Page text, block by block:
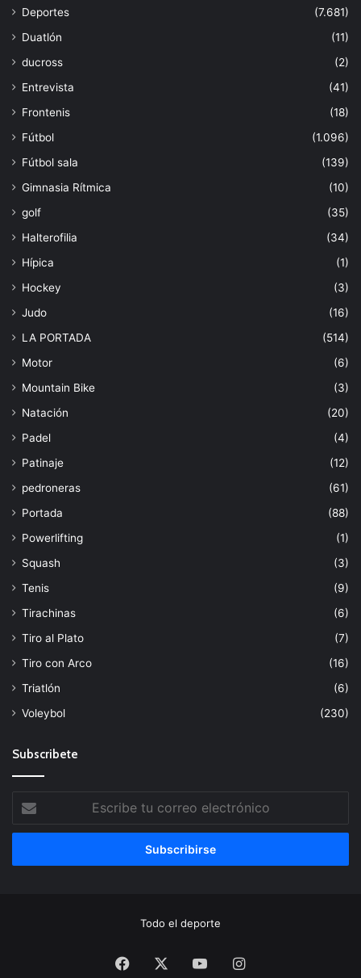
Deportes
(7.681)
Duatlón
(11)
ducross
(2)
Entrevista
(41)
Frontenis
(18)
Fútbol
(1.096)
Fútbol sala
(139)
Gimnasia Rítmica
(10)
golf
(35)
Halterofilia
(34)
Hípica
(1)
Hockey
(3)
Judo
(16)
LA PORTADA
(514)
Motor
(6)
Mountain Bike
(3)
Natación
(20)
Padel
(4)
Patinaje
(12)
pedroneras
(61)
Portada
(88)
Powerlifting
(1)
Squash
(3)
Tenis
(9)
Tirachinas
(6)
Tiro al Plato
(7)
Tiro con Arco
(16)
Triatlón
(6)
Voleybol
(230)
Subscribete
tu
correo
Todo el deporte
Facebook YouTubeInstagram